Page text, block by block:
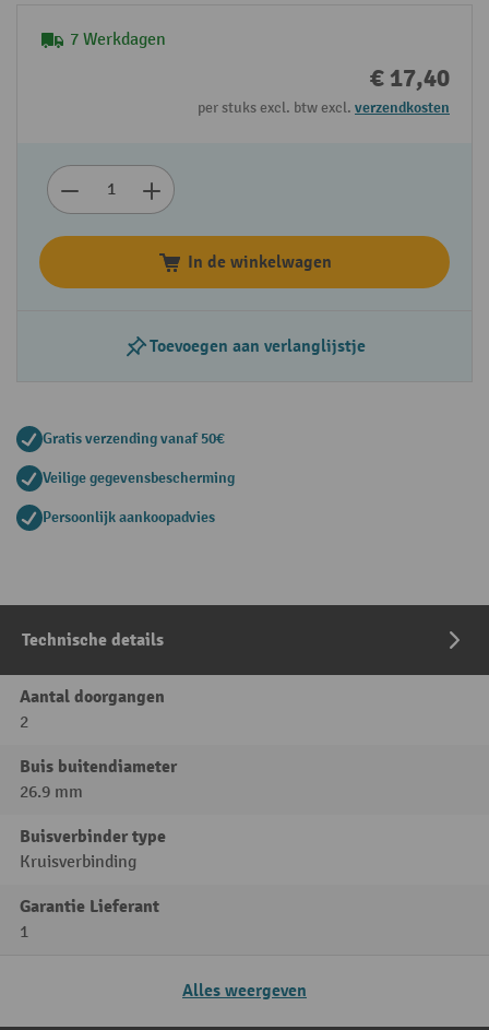
7 Werkdagen
€ 17,40
per stuks excl. btw excl. verzendkosten
In de winkelwagen
Toevoegen aan verlanglijstje
Gratis verzending vanaf 50€
Veilige gegevensbescherming
Persoonlijk aankoopadvies
Technische details
Aantal doorgangen
2
Buis buitendiameter
26.9 mm
Buisverbinder type
Kruisverbinding
Garantie Lieferant
1
Alles weergeven